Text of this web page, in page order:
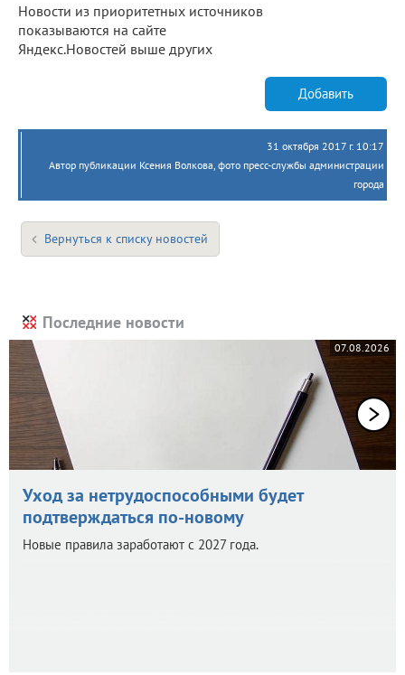
Новости из приоритетных источников
показываются на сайте
Яндекс.Новостей выше других
Добавить
31 октября 2017 г. 10:17
Автор публикации Ксения Волкова, фото пресс-службы администрации
города
Вернуться к списку новостей
Последние новости
07.08.2026
Уход за нетрудоспособными будет
подтверждаться по-новому
Новые правила заработают с 2027 года.